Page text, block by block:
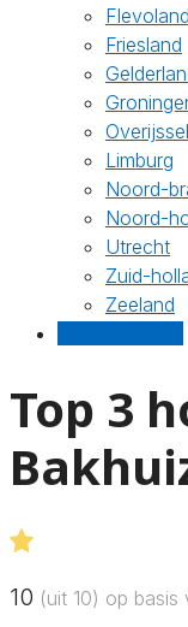
Flevoland
Friesland
Overijssel
Limburg
Noord-
Noord-
Utrecht
Zuid-
Zeeland
Top 3
10 (uit 10) op basis